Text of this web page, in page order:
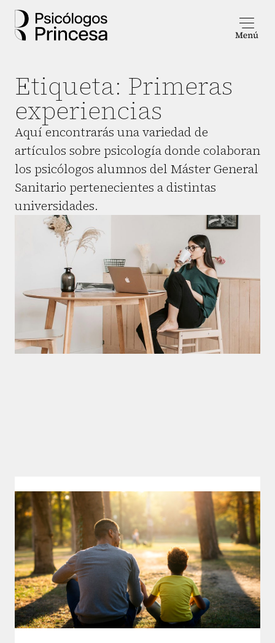
Etiqueta: Primeras
experiencias
Aquí encontrarás una variedad de
artículos sobre psicología donde colaboran
los psicólogos alumnos del Máster General
Sanitario pertenecientes a distintas
universidades.